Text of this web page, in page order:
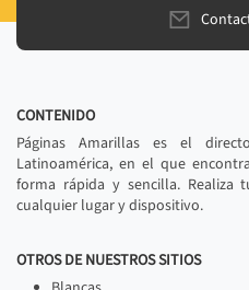
CONTENIDO
Páginas Amarillas es el
Latinoamérica, en el que
forma rápida y sencilla. Realiza
cualquier lugar y dispositivo.
OTROS DE NUESTROS SITIOS